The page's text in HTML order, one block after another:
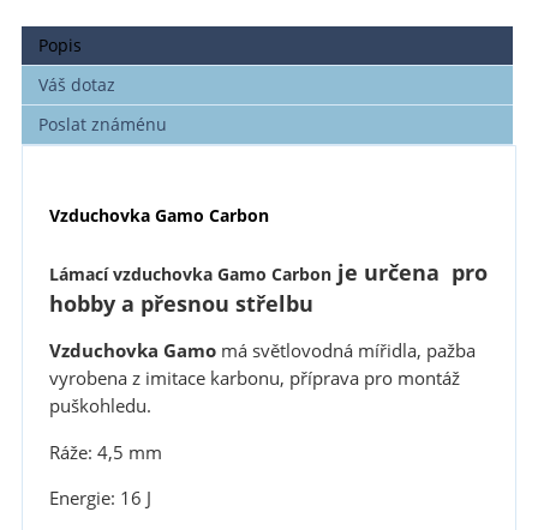
Popis
Váš dotaz
Poslat známénu
Vzduchovka Gamo Carbon
Lámací vzduchovka Gamo Carbonje určena pro
hobby a přesnou střelbu
Vzduchovka Gamomá světlovodná mířidla, pažba
vyrobena z imitace karbonu, příprava pro montáž
puškohledu.
Ráže: 4,5 mm
Energie: 16 J